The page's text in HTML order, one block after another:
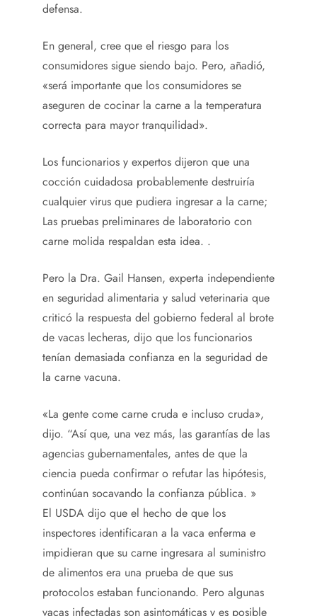
defensa.
En general, cree que el riesgo para los
consumidores sigue siendo bajo. Pero, añadió,
«será importante que los consumidores se
aseguren de cocinar la carne a la temperatura
correcta para mayor tranquilidad».
Los funcionarios y expertos dijeron que una
cocción cuidadosa probablemente destruiría
cualquier virus que pudiera ingresar a la carne;
Las pruebas preliminares de laboratorio con
carne molida respaldan esta idea. .
Pero la Dra. Gail Hansen, experta independiente
en seguridad alimentaria y salud veterinaria que
criticó la respuesta del gobierno federal al brote
de vacas lecheras, dijo que los funcionarios
tenían demasiada confianza en la seguridad de
la carne vacuna.
«La gente come carne cruda e incluso cruda»,
dijo. “Así que, una vez más, las garantías de las
agencias gubernamentales, antes de que la
ciencia pueda confirmar o refutar las hipótesis,
continúan socavando la confianza pública. »
El USDA dijo que el hecho de que los
inspectores identificaran a la vaca enferma e
impidieran que su carne ingresara al suministro
de alimentos era una prueba de que sus
protocolos estaban funcionando. Pero algunas
vacas infectadas son asintomáticas y es posible